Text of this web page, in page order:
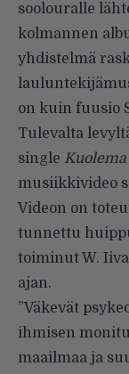
soolouralle
kolmannen
yhdistelmä
on kuin fuusio
Tulevalta
single
musiikkivideo
Videon on
tunnettu
toiminut W.
ajan.
”Väkevät
ihmisen
maailmaa ja